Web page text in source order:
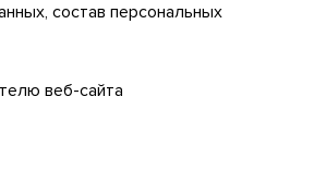
состав персональных
веб-сайта